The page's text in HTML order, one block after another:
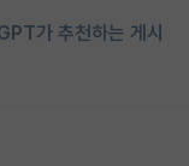
가 추천하는 게시